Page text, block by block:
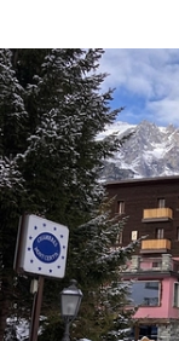
welverdiend
genieten van de zon
Matterhorn.
in de Kids Club die